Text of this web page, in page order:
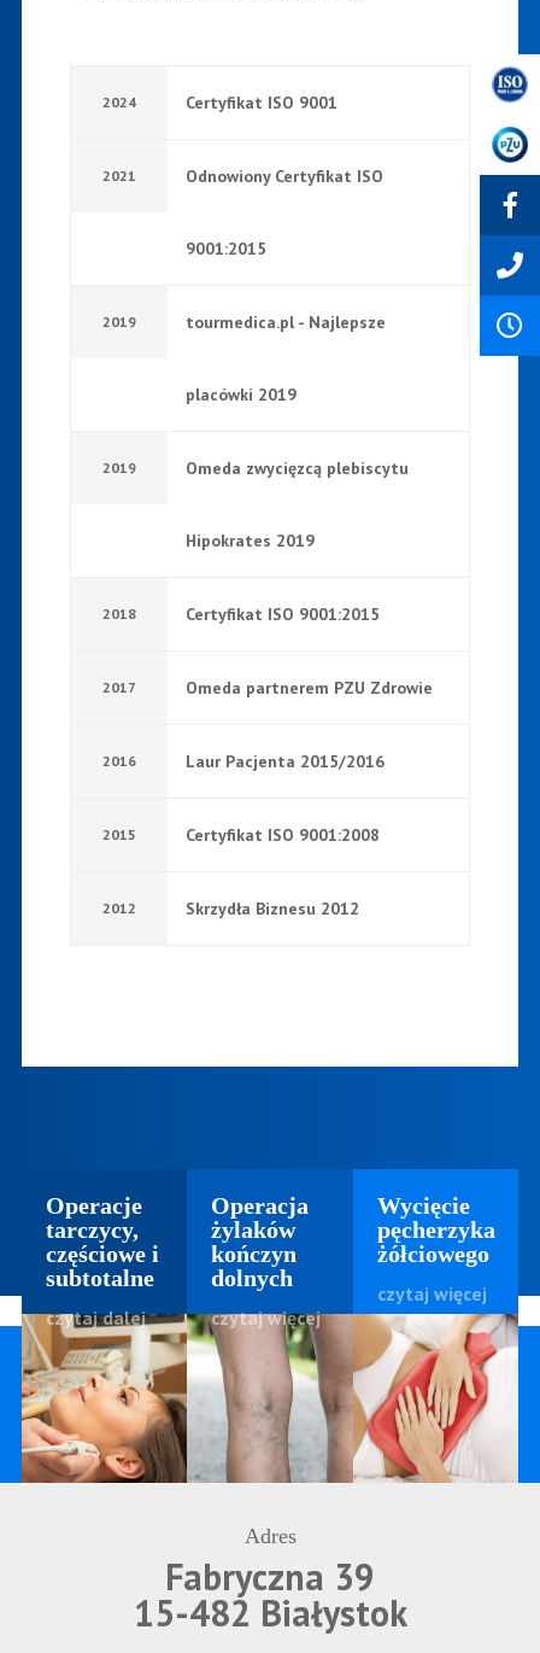
2024 Certyfikat ISO 9001
2021 Odnowiony Certyfikat ISO
9001:2015
2019 tourmedica.pl - Najlepsze
placówki 2019
2019 Omeda zwycięzcą plebiscytu
Hipokrates 2019
2018 Certyfikat ISO 9001:2015
2017 Omeda partnerem PZU Zdrowie
2016 Laur Pacjenta 2015/2016
2015 Certyfikat ISO 9001:2008
2012 Skrzydła Biznesu 2012
Operacje
tarczycy,
częściowe i
subtotalne
czytaj dalej
Operacja
żylaków
kończyn
dolnych
czytaj więcej
Wycięcie
pęcherzyka
żółciowego
czytaj więcej
Adres
Fabryczna 39
15-482 Białystok